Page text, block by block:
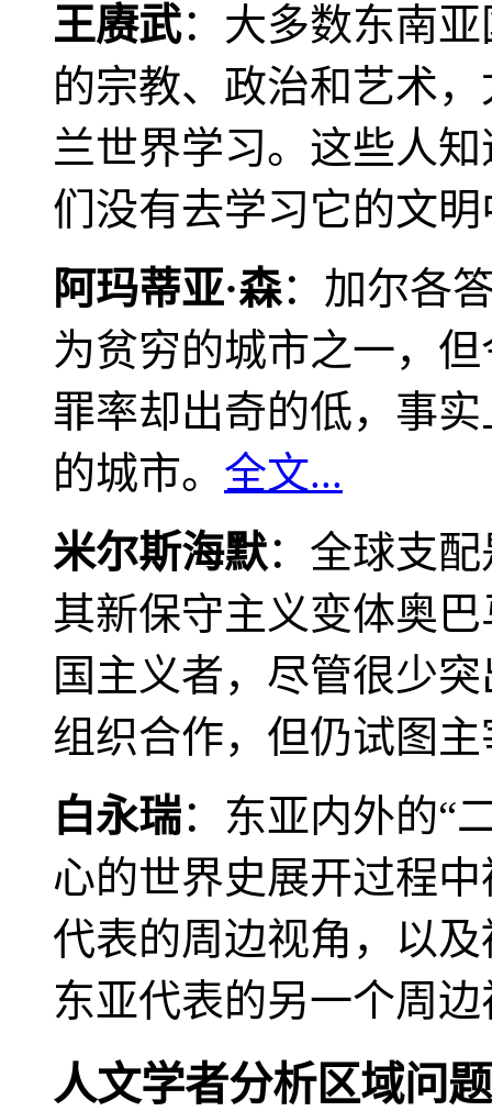
王赓武：大多数东南
的宗教、政治和艺术
兰世界学习。这些人
们没有去学习它的文
阿玛蒂亚·森：加尔各
为贫穷的城市之一，
罪率却出奇的低，事
的城市。 全文...
米尔斯海默：全球支
其新保守主义变体奥
国主义者，尽管很少
组织合作，但仍试图
白永瑞：东亚内外的“
心的世界史展开过程
代表的周边视角，以
东亚代表的另一个周
人文学者分析区域问题